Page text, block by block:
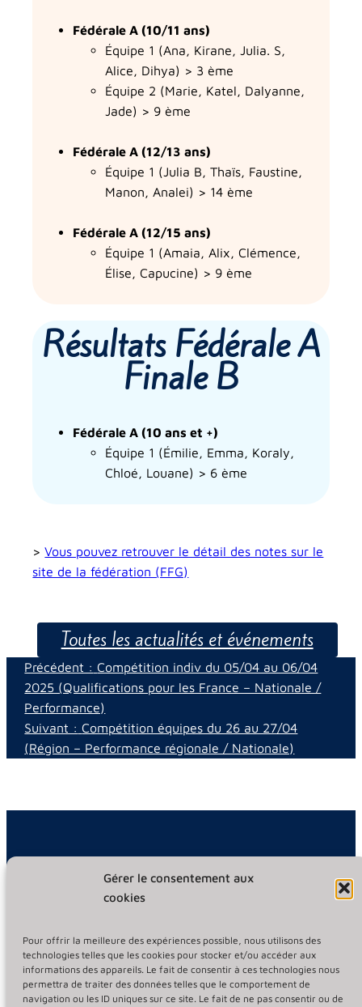
Gérer le consentement aux
cookies
Pour offrir la meilleure des expériences possible, nous utilisons des
technologies telles que les cookies pour stocker et/ou accéder aux
informations des appareils. Le fait de consentir à ces technologies nous
permettra de traiter des données telles que le comportement de
navigation ou les ID uniques sur ce site. Le fait de ne pas consentir ou de
Fédérale A (10/11 ans)
Équipe 1 (Ana, Kirane, Julia. S,
Alice, Dihya) > 3 ème
Équipe 2 (Marie, Katel, Dalyanne,
Jade) > 9 ème
Fédérale A (12/13 ans)
Équipe 1 (Julia B, Thaïs, Faustine,
Manon, Analei) > 14 ème
Fédérale A (12/15 ans)
Équipe 1 (Amaia, Alix, Clémence,
Élise, Capucine) > 9 ème
Résultats Fédérale A
Finale B
Fédérale A (10 ans et +)
Équipe 1 (Émilie, Emma, Koraly,
Chloé, Louane) > 6 ème
>Vous pouvez retrouver le détail des notes sur le
site de la fédération (FFG)
Toutes les actualités et événements​
Précédent : Compétition indiv du 05/04 au 06/04
2025 (Qualifications pour les France – Nationale /
Performance)
Suivant : Compétition équipes du 26 au 27/04
(Région – Performance régionale / Nationale​)
Informations légales
Politique de confidentialité